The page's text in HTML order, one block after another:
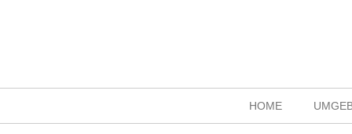
HOME